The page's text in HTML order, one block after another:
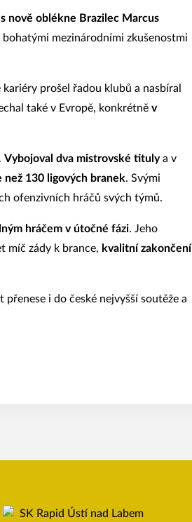
nově oblékne Brazilec Marcus
mezinárodními zkušenostmi
prošel řadou klubů a nasbíral
také v Evropě, konkrétně v
Vybojoval dva mistrovské titulya v
než 130 ligových branek. Svými
ofenzivních hráčů svých týmů.
hráčem v útočné fázi. Jeho
míč zády k brance, kvalitní zakončení
i do české nejvyšší soutěže a